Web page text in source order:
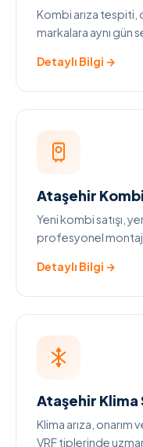
Kombi arıza tespiti,
markalara aynı gün
Detaylı Bilgi →
Ataşehir
Yeni kombi satışı,
profesyonel montaj.
Detaylı Bilgi →
Ataşehir Klima
Klima arıza,
VRF tiplerinde